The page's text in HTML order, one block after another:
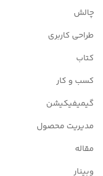
چالش
طراحی کاربری
کتاب
کسب و کار
گیمیفیکیشن
مدیریت محصول
مقاله
وبینار